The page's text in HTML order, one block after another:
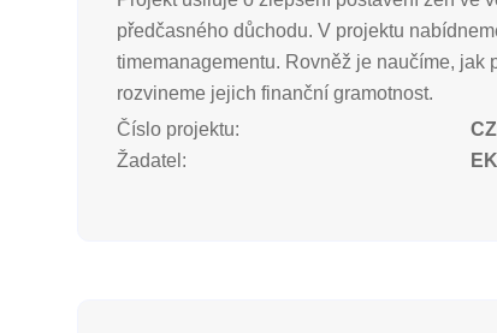
předčasného důchodu. V projektu
timemanagementu. Rovněž je naučíme, jak
rozvineme jejich finanční gramotnost.
Číslo projektu:
Žadatel: